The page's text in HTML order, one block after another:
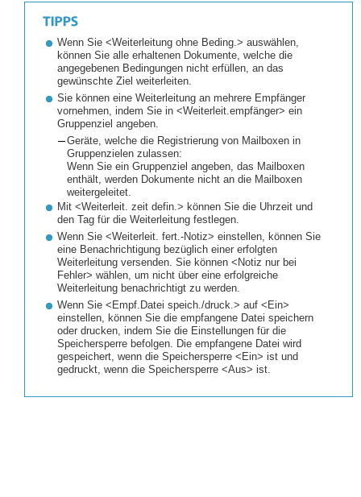
Wenn Sie <Weiterleitung ohne Beding.> auswählen,
können Sie alle erhaltenen Dokumente, welche die
angegebenen Bedingungen nicht erfüllen, an das
gewünschte Ziel weiterleiten.
Sie können eine Weiterleitung an mehrere Empfänger
vornehmen, indem Sie in <Weiterleit.empfänger> ein
Gruppenziel angeben.
Geräte, welche die Registrierung von Mailboxen in
Gruppenzielen zulassen:
Wenn Sie ein Gruppenziel angeben, das Mailboxen
enthält, werden Dokumente nicht an die Mailboxen
weitergeleitet.
Mit <Weiterleit. zeit defin.> können Sie die Uhrzeit und
den Tag für die Weiterleitung festlegen.
Wenn Sie <Weiterleit. fert.-Notiz> einstellen, können Sie
eine Benachrichtigung bezüglich einer erfolgten
Weiterleitung versenden. Sie können <Notiz nur bei
Fehler> wählen, um nicht über eine erfolgreiche
Weiterleitung benachrichtigt zu werden.
Wenn Sie <Empf.Datei speich./druck.> auf <Ein>
einstellen, können Sie die empfangene Datei speichern
oder drucken, indem Sie die Einstellungen für die
Speichersperre befolgen. Die empfangene Datei wird
gespeichert, wenn die Speichersperre <Ein> ist und
gedruckt, wenn die Speichersperre <Aus> ist.